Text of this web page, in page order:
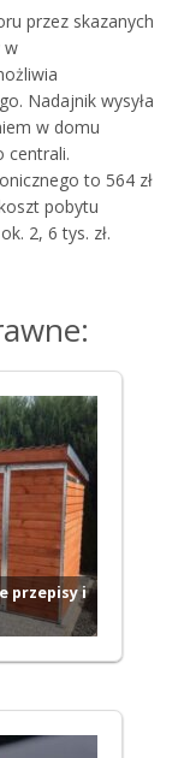
przez skazanych
w
Nadajnik wysyła
w domu
centrali.
to 564 zł
pobytu
2, 6 tys. zł.
przepisy i